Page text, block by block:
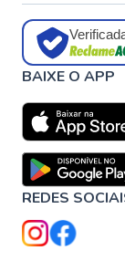
BAIXE O APP
REDES